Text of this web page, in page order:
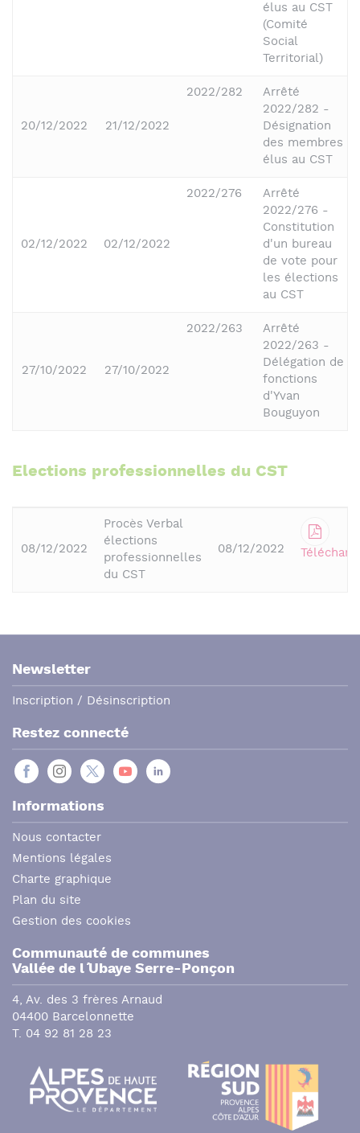
élus au CST
(Comité
Social
Territorial)
20/12/2022 21/12/2022
2022/282
Arrêté
2022/282 -
Désignation
des membres
élus au CST
02/12/2022 02/12/2022
2022/276
Arrêté
2022/276 -
Constitution
d'un bureau
de vote pour
les élections
au CST
27/10/2022 27/10/2022
2022/263
Arrêté
2022/263 -
Délégation de
fonctions
d'Yvan
Bouguyon
Elections professionnelles du CST
08/12/2022
Procès Verbal
élections
professionnelles
du CST
08/12/2022
Newsletter
Inscription / Désinscription
Restez connecté
Informations
Nous contacter
Mentions légales
Charte graphique
Plan du site
Gestion des cookies
Communauté de communes
Vallée de l´ Ubaye Serre-Ponçon
4, Av. des 3 frères Arnaud
04400 Barcelonnette
T. 04 92 81 28 23